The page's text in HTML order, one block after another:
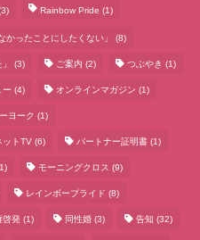
Rainbow Pride (1)
なかったことにしたくない」 (8)
(3) ご案内 (2) つぶやき (1)
ー (4) オンラインマガジン (1)
ヨーク (1)
ットTV (6) パートナー証明書 (1)
モーニングクロス (9)
レインボープライド (8)
啓発 (1) 同性婚 (3) 告知 (32)